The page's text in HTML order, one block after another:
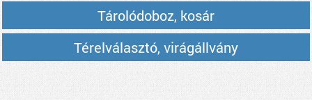
Tárolódoboz, kosár
Térelválasztó, virágállvány